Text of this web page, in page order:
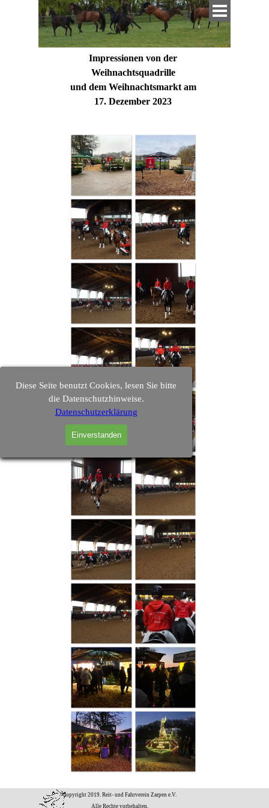
Diese Seite benutzt Cookies, lesen Sie bitte
die Datenschutzhinweise.
Datenschutzerklärung
Einverstanden
Direkt zum Seiteninhalt Menü überspringen
Impressionen von der
Weihnachtsquadrille
und dem Weihnachtsmarkt am
17. Dezember 2023
Copyright 2019. Reit- und Fahrverein Zarpen e.V.
Alle Rechte vorbehalten.